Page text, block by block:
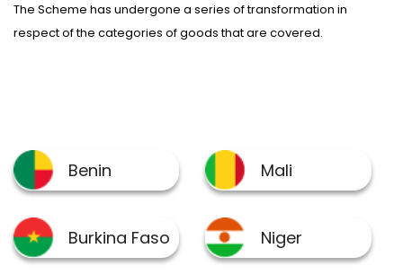
The Scheme has undergone a series of transformation in
respect of the categories of goods that are covered.